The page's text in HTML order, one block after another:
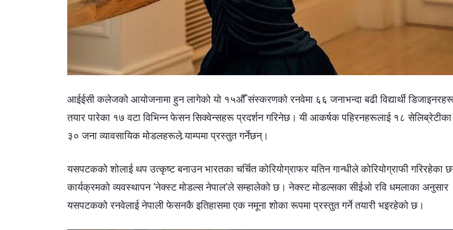
आईईसी कलेजको आयोजनामा हुन लागेको यो १५औँ संस्करणको रनवेमा ६६ जनाभन्दा बढी विद्यार्थी
तयार पारेका १७ वटा विभिन्न फेसन सिक्वेन्सहरू प्रदर्शन गरिनेछ। यी आकर्षक पहिरनहरूलाई १८
३० जना व्यावसायिक मोडलहरूले र्‍याम्पमा प्रस्तुत गर्नेछन्।
यसपटकको शोलाई थप उत्कृष्ट बनाउन भारतका चर्चित कोरियोग्राफर यतिन गान्धीले कोरियोग्राफी गरिरहेका
कार्यक्रमको व्यवस्थापन ‘नेक्स्ट मोडल्स नेपाल’ले सम्हालेको छ। नेक्स्ट मोडल्सका सीईओ रवि धमलाका अनुसार
यसपटकको रनवेलाई नेपाली फेसनकै इतिहासमा एक नमूना शोका रूपमा प्रस्तुत गर्ने तयारी भइरहेको छ।